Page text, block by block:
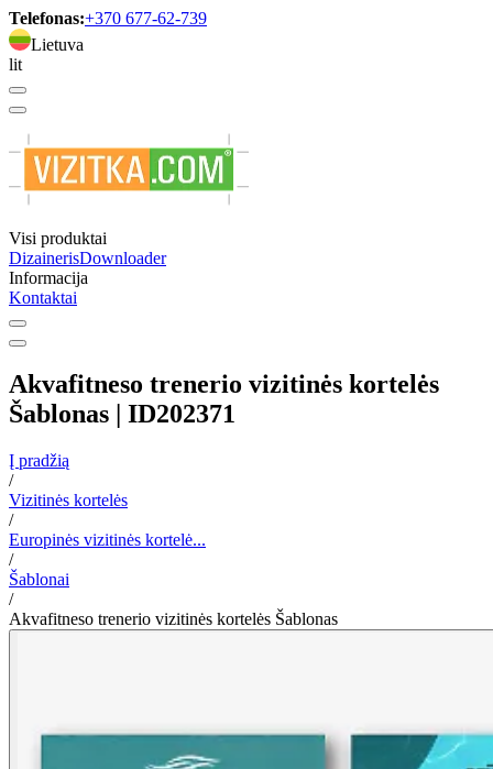
Telefonas:+370 677-62-739
Lietuva
lit
Visi produktai
DizainerisDownloader
Informacija
Kontaktai
Akvafitneso trenerio vizitinės kortelės
Šablonas | ID202371
Į pradžią
/
Vizitinės kortelės
/
Europinės vizitinės kortelė...
/
Šablonai
/
Akvafitneso trenerio vizitinės kortelės Šablonas